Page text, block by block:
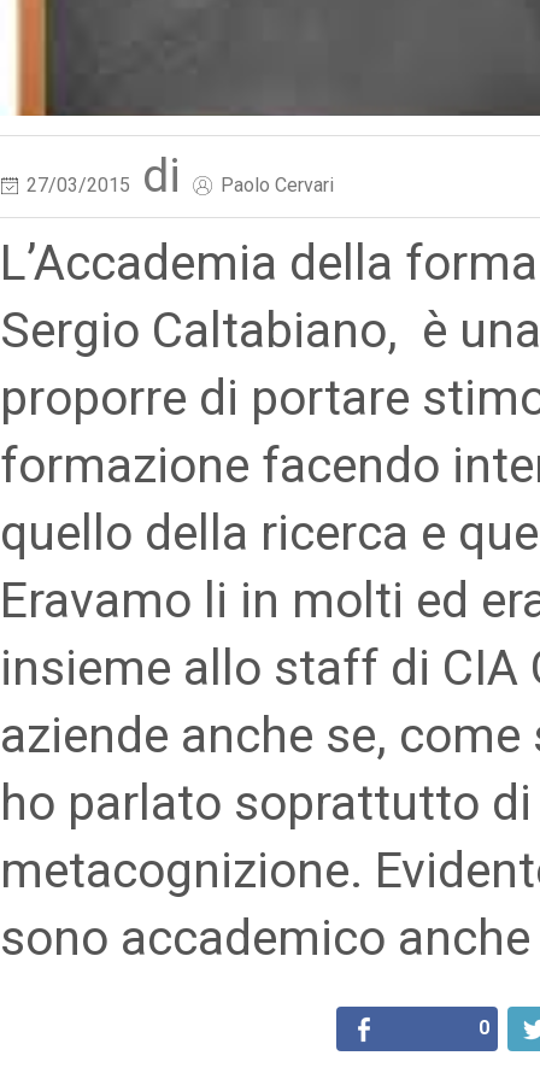
27/03/2015 di Paolo Cervari
L’Accademia della
Sergio Caltabiano, è
proporre di portare
formazione facendo
quello della ricerca e
Eravamo li in molti ed
insieme allo staff di CIA
aziende anche se, come
ho parlato soprattutto
metacognizione.
sono accademico
0